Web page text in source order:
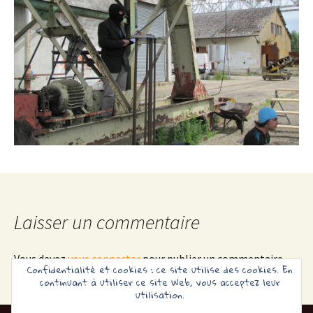
Laisser un commentaire
Vous devezvous connecterpour publier un commentaire.
Confidentialité et cookies : ce site utilise des cookies. En
continuant à utiliser ce site Web, vous acceptez leur
utilisation.